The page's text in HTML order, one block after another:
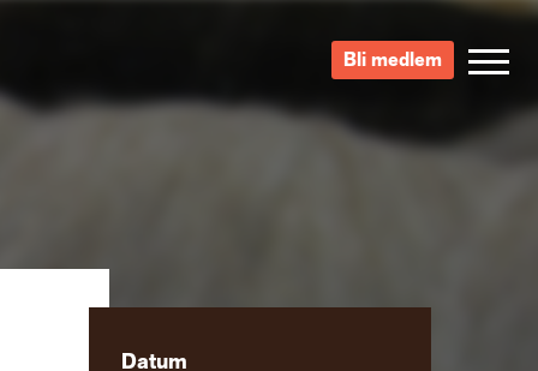
Bli medlem
Datum